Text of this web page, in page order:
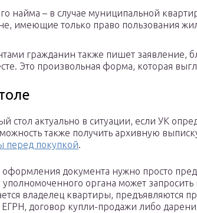
найма – в случае муниципальной
имеющие только право пользования
гражданин также пишет заявление,
Это произвольная форма, которая
стол актуально в ситуации, если УК
также получить архивную
перед покупкой.
оформления документа нужно просто
органа может запросить
владелец квартиры, предъявляются
договор купли-продажи либо